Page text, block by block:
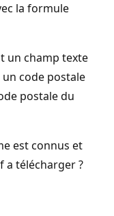
la formule
un champ texte
code postale
postale du
est connus et
a télécharger ?